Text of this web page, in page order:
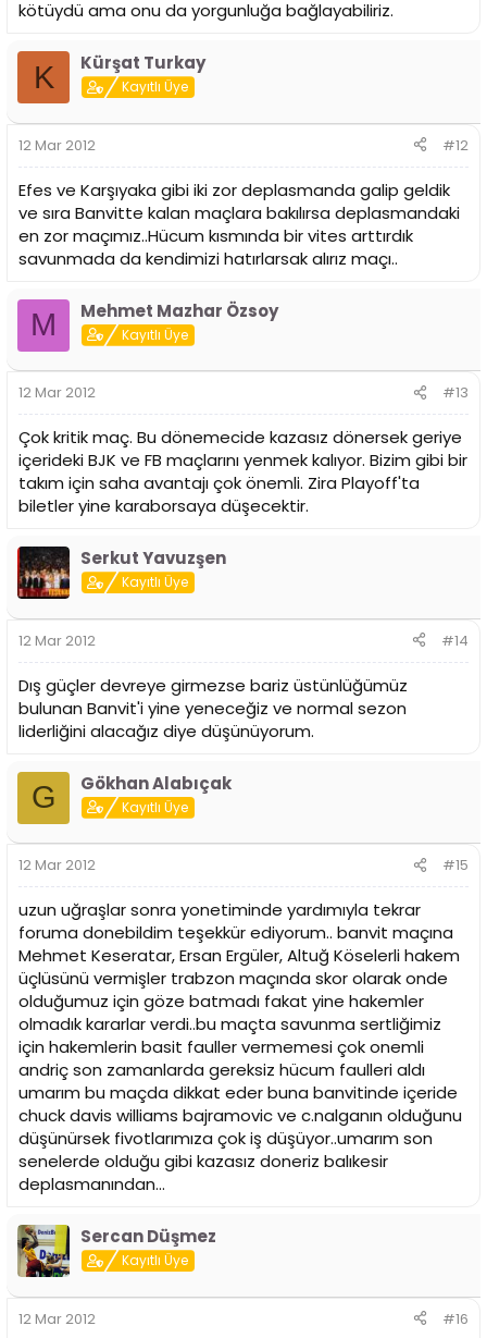
kötüydü ama onu da yorgunluğa bağlayabiliriz.
K Kürşat Turkay
Kayıtlı Üye
12 Mar 2012 #12
Efes ve Karşıyaka gibi iki zor deplasmanda galip geldik
ve sıra Banvitte kalan maçlara bakılırsa deplasmandaki
en zor maçımız..Hücum kısmında bir vites arttırdık
savunmada da kendimizi hatırlarsak alırız maçı..
M Mehmet Mazhar Özsoy
Kayıtlı Üye
12 Mar 2012 #13
Çok kritik maç. Bu dönemecide kazasız dönersek geriye
içerideki BJK ve FB maçlarını yenmek kalıyor. Bizim gibi bir
takım için saha avantajı çok önemli. Zira Playoff'ta
biletler yine karaborsaya düşecektir.
Serkut Yavuzşen
Kayıtlı Üye
12 Mar 2012 #14
Dış güçler devreye girmezse bariz üstünlüğümüz
bulunan Banvit'i yine yeneceğiz ve normal sezon
liderliğini alacağız diye düşünüyorum.
G Gökhan Alabıçak
Kayıtlı Üye
12 Mar 2012 #15
uzun uğraşlar sonra yonetiminde yardımıyla tekrar
foruma donebildim teşekkür ediyorum.. banvit maçına
Mehmet Keseratar, Ersan Ergüler, Altuğ Köselerli hakem
üçlüsünü vermişler trabzon maçında skor olarak onde
olduğumuz için göze batmadı fakat yine hakemler
olmadık kararlar verdi..bu maçta savunma sertliğimiz
için hakemlerin basit fauller vermemesi çok onemli
andriç son zamanlarda gereksiz hücum faulleri aldı
umarım bu maçda dikkat eder buna banvitinde içeride
chuck davis williams bajramovic ve c.nalganın olduğunu
düşünürsek fivotlarımıza çok iş düşüyor..umarım son
senelerde olduğu gibi kazasız doneriz balıkesir
deplasmanından...
Sercan Düşmez
Kayıtlı Üye
12 Mar 2012 #16